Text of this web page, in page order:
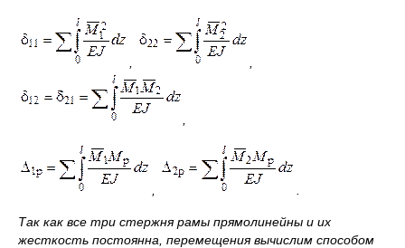
Так как все три стержня рамы прямолинейны и их
жесткость постоянна, перемещения вычислим способом